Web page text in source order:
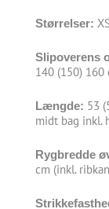
Størrelser:
Slipoverens
140 (150) 160
Længde: 53
midt bag inkl.
Rygbredde
cm (inkl.